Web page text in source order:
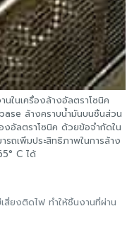
ในเครื่องล้างอัลตราโซนิค
ล้างคราบน้ำมันบนชิ้นส่วน
งอัลตราโซนิค ด้วยข้อจำกัดใน
ถเพิ่มประสิทธิภาพในการล้าง
C ได้
สี่ยงติดไฟ ทำให้ชิ้นงานที่ผ่าน